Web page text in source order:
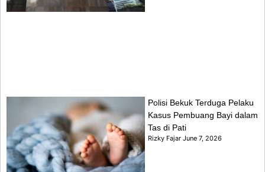
Polisi Bekuk Terduga Pelaku
Kasus Pembuang Bayi dalam
Tas di Pati
Rizky FajarJune 7, 2026